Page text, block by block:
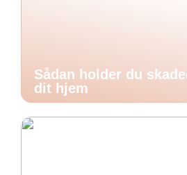
Sådan holder du
dit hjem